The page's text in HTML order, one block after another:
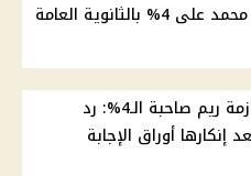
العامة
القصة الكاملة لأزمة ريم صاحبة الـ4%: رد
إنكارها أوراق الإجابة